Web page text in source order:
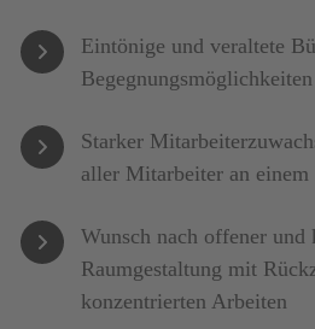
Eintönige und veraltete
Starker
aller Mitarbeiter an einem
Wunsch nach offener
Raumgestaltung mit
konzentrierten Arbeiten